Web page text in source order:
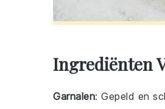
Ingrediënten
Garnalen: Gepeld en